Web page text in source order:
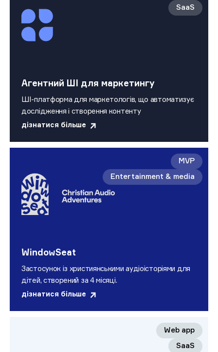
Агентний ШІ для маркетингу
ШІ-платформа для маркетологів, що автоматизує
дослідження і створення контенту
дізнатися більше
SaaS
WindowSeat
Застосунок із християнськими аудіоісторіями для
дітей, створений за 4 місяці.
дізнатися більше
MVP
Entertainment & media
Web app
SaaS